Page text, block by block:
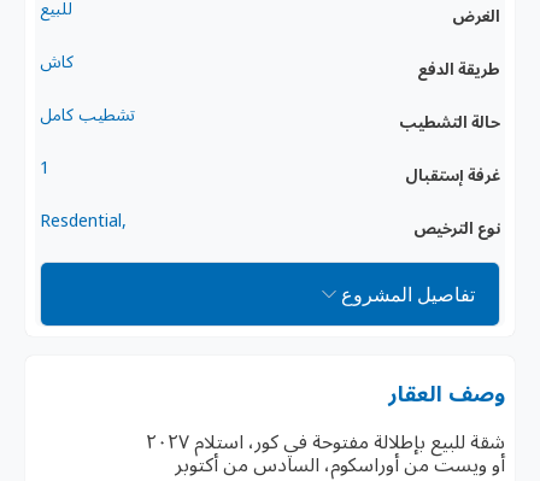
الغرض للبيع
طريقة الدفع كاش
حالة التشطيب تشطيب كامل
غرفة إستقبال 1
نوع الترخيص ,Resdential
تفاصيل المشروع
وصف العقار
شقة للبيع بإطلالة مفتوحة في كور، استلام ٢٠٢٧
أو ويست من أوراسكوم، السادس من أكتوبر